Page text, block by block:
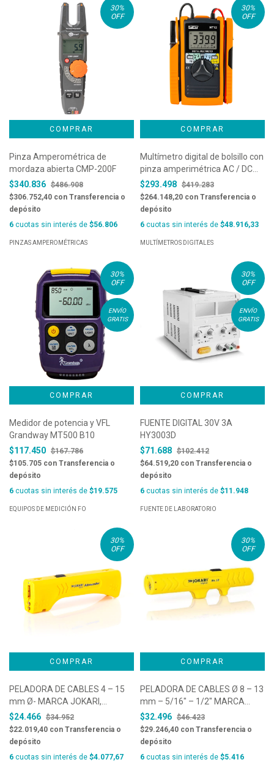
30%
OFF
Pinza Amperométrica de
mordaza abierta CMP-200F
$340.836 $486.908
$306.752,40 con Transferencia o
depósito
6 cuotas sin interés de $56.806
PINZAS AMPEROMÉTRICAS
30%
OFF
Multímetro digital de bolsillo con
pinza amperimétrica AC / DC
60A - HT12
$293.498 $419.283
$264.148,20 con Transferencia o
depósito
6 cuotas sin interés de $48.916,33
MULTÍMETROS DIGITALES
30%
OFF
ENVÍO
GRATIS
Medidor de potencia y VFL
Grandway MT500 B10
$117.450 $167.786
$105.705 con Transferencia o
depósito
6 cuotas sin interés de $19.575
EQUIPOS DE MEDICIÓN FO
30%
OFF
ENVÍO
GRATIS
FUENTE DIGITAL 30V 3A
HY3003D
$71.688 $102.412
$64.519,20 con Transferencia o
depósito
6 cuotas sin interés de $11.948
FUENTE DE LABORATORIO
30%
OFF
PELADORA DE CABLES 4 – 15
mm Ø- MARCA JOKARI,
MODELO ALLROUNDER. COD.
30900
$24.466 $34.952
$22.019,40 con Transferencia o
depósito
6 cuotas sin interés de $4.077,67
30%
OFF
PELADORA DE CABLES Ø 8 – 13
mm – 5/16″ – 1/2″ MARCA
JOKARI, MODELO STRIPPER
UNIVERSAL N°. 12- COD. 30120
$32.496 $46.423
$29.246,40 con Transferencia o
depósito
6 cuotas sin interés de $5.416